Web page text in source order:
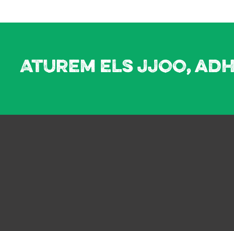
Aturem els JJOO,